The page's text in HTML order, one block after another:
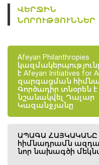
ՎԵՐՋԻՆ
ՆՈՐՈՒԹՅՈՒՆՆԵՐ
Afeyan Philanthropies
է Afeyan Initiatives for
զարգացման
Գործադիր տնօրեն է
նշանակվել Դալար
Կազանջյանը
ԱՊԱԳԱ ՀԱՅԿԱԿԱՆԸ
հիմնադրամն
նոր նախագծի